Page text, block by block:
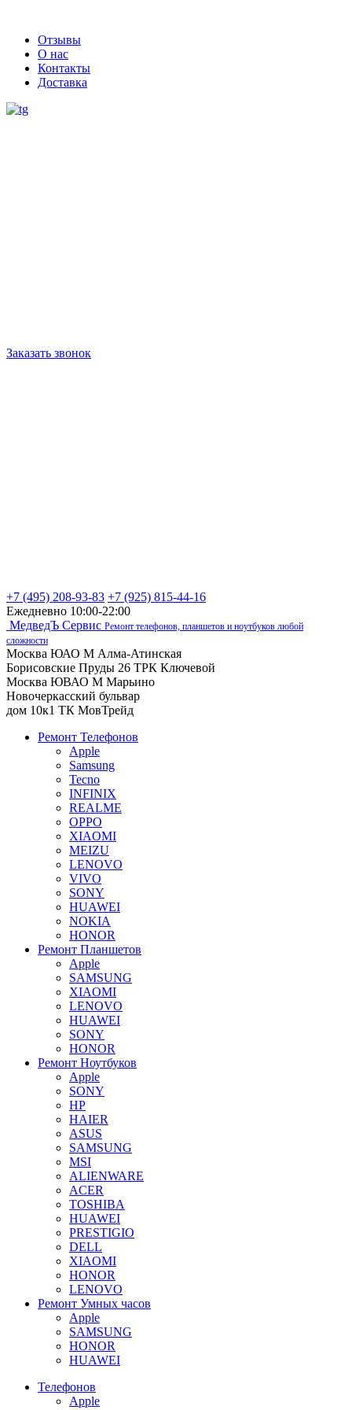
Отзывы
О нас
Контакты
Доставка
Заказать звонок
+7 (495) 208-93-83 +7 (925) 815-44-16
Ежедневно 10:00-22:00
МедведЪ Сервис Ремонт телефонов, планшетов и ноутбуков любой
сложности
Москва ЮАО М Алма-Атинская
Борисовские Пруды 26 ТРК Ключевой
Москва ЮВАО М Марьино
Новочеркасский бульвар
дом 10к1 ТК МовТрейд
Ремонт Телефонов
Apple
Samsung
Tecno
INFINIX
REALME
OPPO
XIAOMI
MEIZU
LENOVO
VIVO
SONY
HUAWEI
NOKIA
HONOR
Ремонт Планшетов
Apple
SAMSUNG
XIAOMI
LENOVO
HUAWEI
SONY
HONOR
Ремонт Ноутбуков
Apple
SONY
HP
HAIER
ASUS
SAMSUNG
MSI
ALIENWARE
ACER
TOSHIBA
HUAWEI
PRESTIGIO
DELL
XIAOMI
HONOR
LENOVO
Ремонт Умных часов
Apple
SAMSUNG
HONOR
HUAWEI
Телефонов
Apple